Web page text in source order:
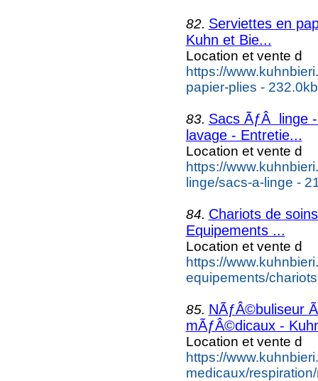
82. Serviettes en
Kuhn et Bie...
Location et vente d
https://
papier-plies - 232.0kb
83. Sacs ÃƒÂ linge
lavage - Entretie...
Location et vente d
https://
linge/sacs-a-linge -
84. Chariots de
Equipements ...
Location et vente d
https://
equipements/
85. NÃƒÂ©buliseur
mÃƒÂ©dicaux -
Location et vente d
https://
medicaux/